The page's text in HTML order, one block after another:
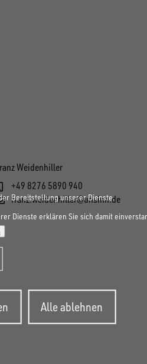
Weidenhiller
+49 8276 5890 940
franz.weidenhiller@unsinn.de
Bereitstellung unserer Dienste.
Dienste erklären Sie sich damit
zurückziehen
Alle ablehnen